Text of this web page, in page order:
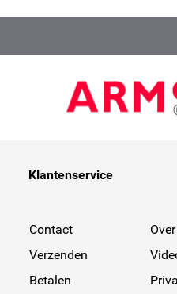
Klantenservice
Contact
Verzenden
Betalen